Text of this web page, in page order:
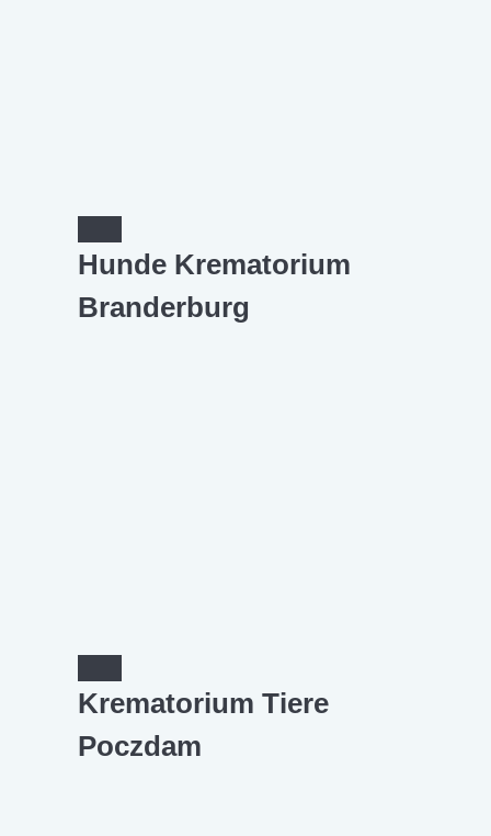
Hunde Krematorium
Branderburg
Krematorium Tiere
Poczdam